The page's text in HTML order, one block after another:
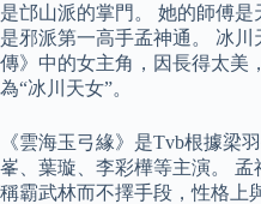
是邙山派的掌門。 她的師傅
是邪派第一高手孟神通。 冰
傳》中的女主角，因長得太美
為“冰川天女”。
《雲海玉弓緣》是Tvb根據梁
峯、葉璇、李彩樺等主演。
稱霸武林而不擇手段，性格上